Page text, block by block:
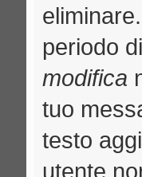
periodo
modifica
tuo
testo
utente